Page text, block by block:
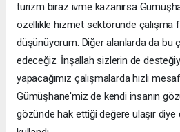
turizm biraz ivme kazanırsa
özellikle hizmet sektöründe çalışma
düşünüyorum. Diğer alanlarda da bu
edeceğiz. İnşallah sizlerin de
yapacağımız çalışmalarda hızlı
Gümüşhane'miz de kendi insanın
gözünde hak ettiği değere ulaşır